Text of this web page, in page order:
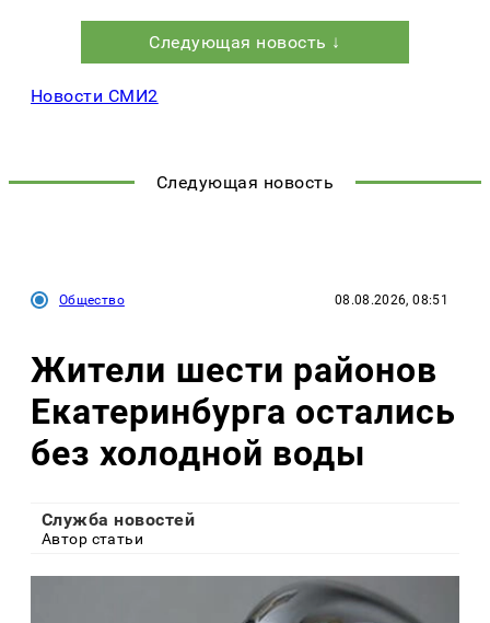
Следующая новость ↓
Новости СМИ2
Следующая новость
Общество 08.08.2026, 08:51
Жители шести районов
Екатеринбурга остались
без холодной воды
Служба новостей
Автор статьи